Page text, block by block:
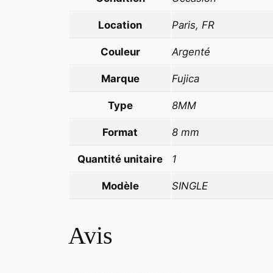
Location Paris, FR
Couleur Argenté
Marque Fujica
Type 8MM
Format 8 mm
Quantité unitaire 1
Modèle SINGLE
Avis